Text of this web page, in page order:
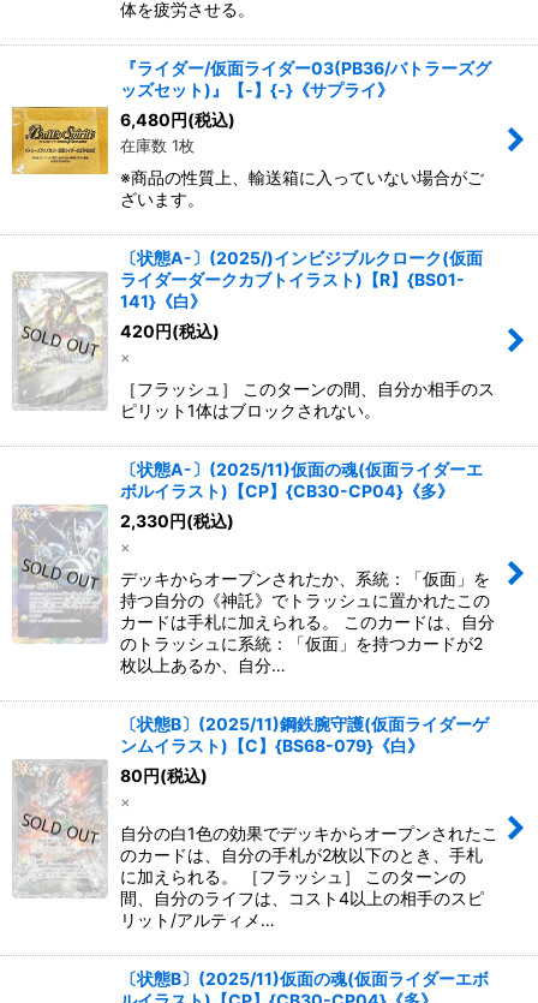
体を疲労させる。
『ライダー/仮面ライダー03(PB36/バトラーズグ
ッズセット)』【-】{-}《サプライ》
6,480 円(税込)
在庫数 1枚
※商品の性質上、輸送箱に入っていない場合がご
ざいます。
〔状態A-〕(2025/)インビジブルクローク(仮面
ライダーダークカブトイラスト)【R】{BS01-
141}《白》
420 円(税込)
×
［フラッシュ］ このターンの間、自分か相手のス
ピリット1体はブロックされない。
〔状態A-〕(2025/11)仮面の魂(仮面ライダーエ
ボルイラスト)【CP】{CB30-CP04}《多》
2,330 円(税込)
×
デッキからオープンされたか、系統：「仮面」を
持つ自分の《神託》でトラッシュに置かれたこの
カードは手札に加えられる。 このカードは、自分
のトラッシュに系統：「仮面」を持つカードが2
枚以上あるか、自分…
〔状態B〕(2025/11)鋼鉄腕守護(仮面ライダーゲ
ンムイラスト)【C】{BS68-079}《白》
80 円(税込)
×
自分の白1色の効果でデッキからオープンされたこ
のカードは、自分の手札が2枚以下のとき、手札
に加えられる。 ［フラッシュ］ このターンの
間、自分のライフは、コスト4以上の相手のスピ
リット/アルティメ…
〔状態B〕(2025/11)仮面の魂(仮面ライダーエボ